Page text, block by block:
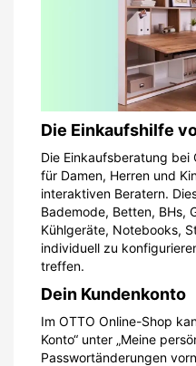
Die Einkaufshilfe
Die Einkaufsberatung
für Damen, Herren und
interaktiven Beratern.
Bademode, Betten, BHs,
Kühlgeräte, Notebooks,
individuell zu
treffen.
Dein Kundenkonto
Im OTTO Online-Shop
Konto“ unter „Meine
Passwortänderungen